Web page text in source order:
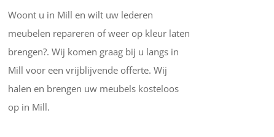
Woont u in Mill en wilt uw lederen
meubelen repareren of weer op kleur laten
brengen?. Wij komen graag bij u langs in
Mill voor een vrijblijvende offerte. Wij
halen en brengen uw meubels kosteloos
op in Mill.